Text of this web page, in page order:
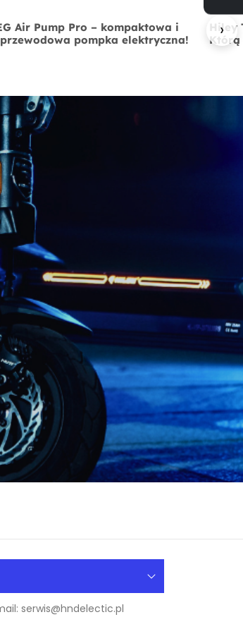
Air Pump Pro – kompaktowa i
pompka elektryczna!
Hiley
Którą
›
serwis@hndelectic.pl